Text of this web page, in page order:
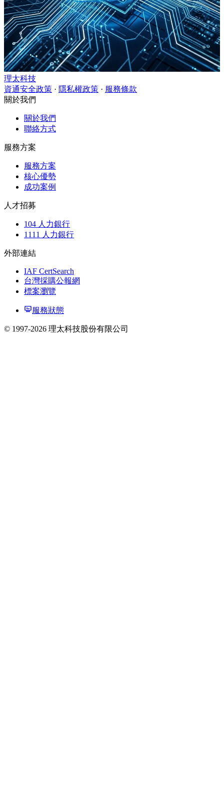
理太科技
資通安全政策 · 隱私權政策 · 服務條款
關於我們
關於我們
聯絡方式
服務方案
服務方案
核心優勢
成功案例
人才招募
104 人力銀行
1111 人力銀行
外部連結
IAF CertSearch
台灣採購公報網
標案瀏覽
服務狀態
© 1997-2026 理太科技股份有限公司